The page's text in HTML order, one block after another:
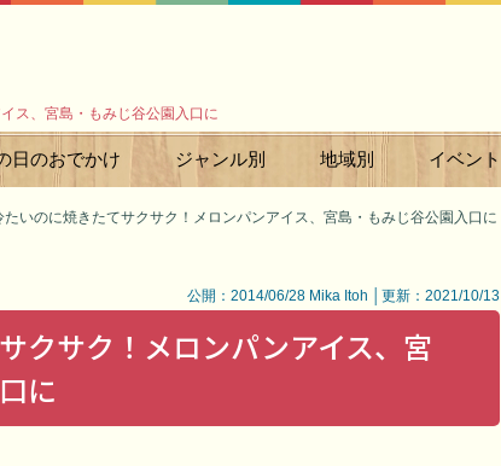
ス、宮島・もみじ谷公園入口に
日のおでかけ ジャンル別 地域別 イベント
たいのに焼きたてサクサク！メロンパンアイス、宮島・もみじ谷公園入口に
公開：2014/06/28 Mika Itoh │更新：2021/10/13
クサク！メロンパンアイス、宮
に